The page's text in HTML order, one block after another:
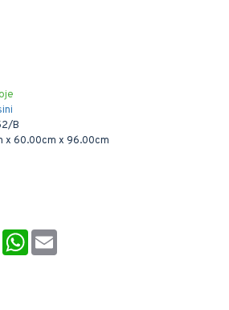
B
x 60.00cm x 96.00cm
PinterestWhatsApp